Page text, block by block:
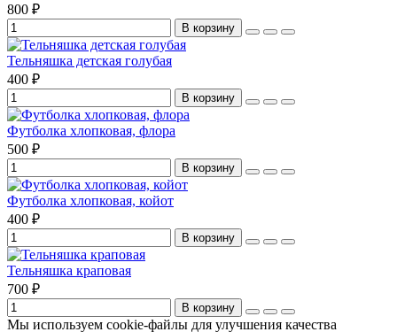
800 ₽
В корзину
Тельняшка детская голубая
400 ₽
В корзину
Футболка хлопковая, флора
500 ₽
В корзину
Футболка хлопковая, койот
400 ₽
В корзину
Тельняшка краповая
700 ₽
В корзину
Мы используем cookie-файлы для улучшения качества